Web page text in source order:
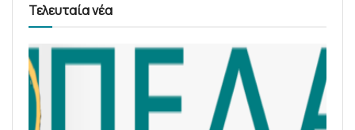
Τελευταία νέα